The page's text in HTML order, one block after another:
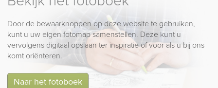
Door de bewaarknoppen op deze website te gebruiken,
kunt u uw eigen fotomap samenstellen. Deze kunt u
vervolgens digitaal opslaan ter inspiratie of voor als u bij ons
komt oriënteren.
Naar het fotoboek